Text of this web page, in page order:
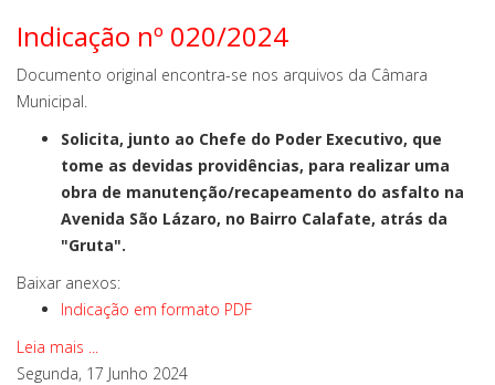
Indicação nº 020/2024
Documento original encontra-se nos arquivos da Câmara
Municipal.
Solicita, junto ao Chefe do Poder Executivo, que
tome as devidas providências, para realizar uma
obra de manutenção/recapeamento do asfalto na
Avenida São Lázaro, no Bairro Calafate, atrás da
"Gruta".
Baixar anexos:
Indicação em formato PDF
Leia mais ...
Segunda, 17 Junho 2024